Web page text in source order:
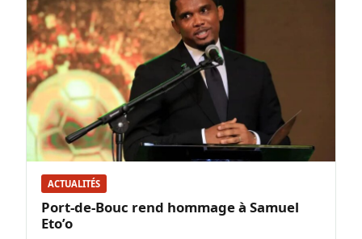
ACTUALITÉS
Port-de-Bouc rend hommage à Samuel
Eto’o